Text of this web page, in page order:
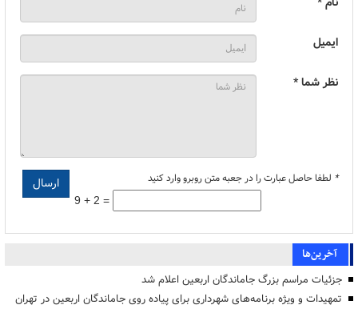
ایمیل
نظر شما *
* لطفا حاصل عبارت را در جعبه متن روبرو وارد کنید
9 + 2 =
آخرین‌ها
جزئیات مراسم بزرگ جاماندگان اربعین اعلام شد
تمهیدات و ویژه برنامه‌های شهرداری برای پیاده روی جاماندگان اربعین در تهران